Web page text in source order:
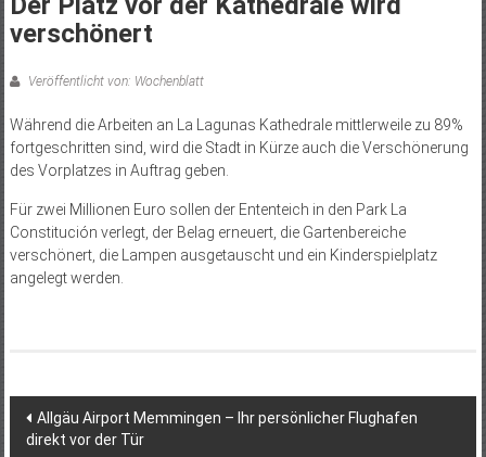
verschönert
Veröffentlicht von: Wochenblatt
Während die Arbeiten an La Lagunas Kathedrale mittlerweile zu 89%
fortgeschritten sind, wird die Stadt in Kürze auch die Verschönerung
des Vorplatzes in Auftrag geben.
Für zwei Millionen Euro sollen der Ententeich in den Park La
Constitución verlegt, der Belag erneuert, die Gartenbereiche
verschönert, die Lampen ausgetauscht und ein Kinderspielplatz
angelegt werden.
Beitragsnavigation
Allgäu Airport Memmingen – Ihr persönlicher Flughafen
direkt vor der Tür